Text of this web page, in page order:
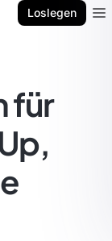
Loslegen
für